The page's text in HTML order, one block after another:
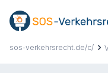
springen
sos-verkehrsrecht.de/c/